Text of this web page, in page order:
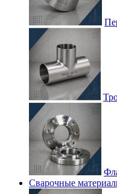
Сварочные